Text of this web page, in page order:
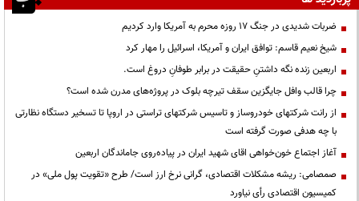
ضربات شدیدی در جنگ ۱۷ روزه محرم به آمریکا وارد کردیم
شیخ نعیم قاسم: توافق ایران و آمریکا، اسرائیل را مهار کرد
اربعین زنده نگه داشتنِ حقیقت در برابر طوفانِ دروغ است.
چرا قالب وافل جایگزین سقف تیرچه بلوک در پروژه‌های مدرن شده است؟
از رانت‌ شرکتهای خودروساز و تاسیس شرکتهای تراستی در اروپا تا تسخیر دستگاه نظارتی
با چه هدفی صورت گرفته است
آغاز اجتماع خون‌خواهی اقای شهید ایران در پیاده‌روی جاماندگان اربعین
صمصامی: ریشه مشکلات اقتصادی، گرانی نرخ ارز است/ طرح «تقویت پول ملی» در
کمیسیون اقتصادی رأی نیاورد